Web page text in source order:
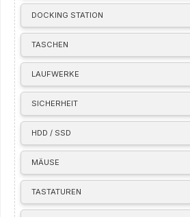
DOCKING STATION
TASCHEN
LAUFWERKE
SICHERHEIT
HDD / SSD
MÄUSE
TASTATUREN